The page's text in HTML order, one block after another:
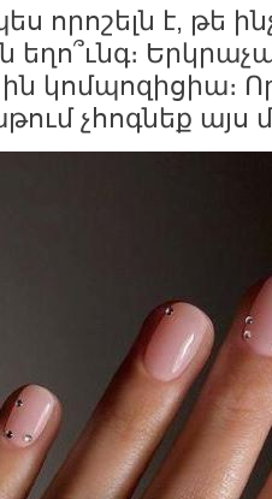
որոշելն է, թե
եղո՞ւնգ։
կոմպոզիցիա։
չհոգնեք այս